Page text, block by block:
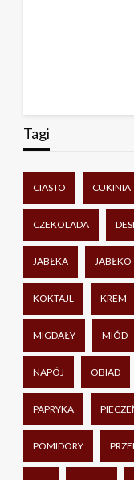
Tagi
CIASTO CUKINIA
CZEKOLADA
JABŁKA JABŁKO
KOKTAJL KREM
MIGDAŁY MIÓD
NAPÓJ OBIAD
PAPRYKA
POMIDORY